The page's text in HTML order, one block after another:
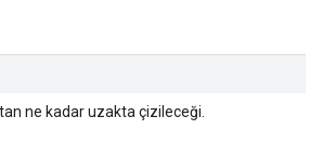
ne kadar uzakta çizileceği.